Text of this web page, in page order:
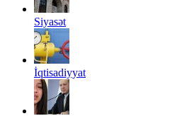
Siyasət
İqtisadiyyat